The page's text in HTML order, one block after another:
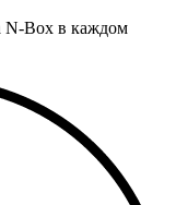
N-Box в каждом